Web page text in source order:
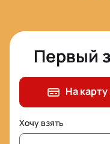
Первый
На карту
Хочу взять